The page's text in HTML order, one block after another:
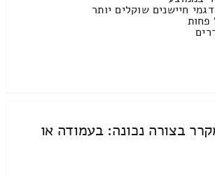
חיישנים שוקלים יותר
בצורה נכונה: בעמודה או